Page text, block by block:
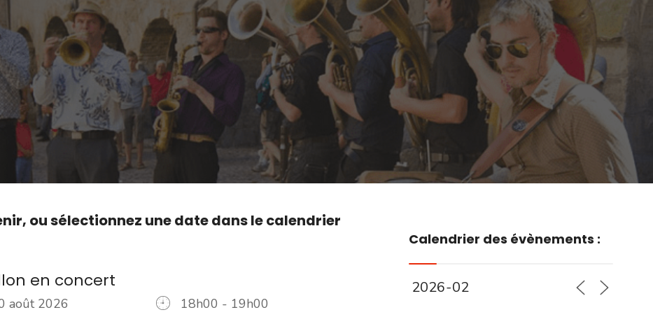
ou sélectionnez une date dans le calendrier
en concert
août 2026
18h00 - 19h00
Calendrier des évènements :